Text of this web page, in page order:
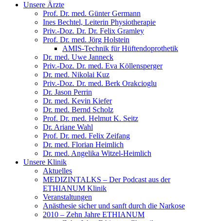
Unsere Ärzte
Prof. Dr. med. Günter Germann
Ines Bechtel, Leiterin Physiotherapie
Priv.-Doz. Dr. Dr. Felix Gramley
Prof. Dr. med. Jörg Holstein
AMIS-Technik für Hüftendoprothetik
Dr. med. Uwe Janneck
Priv.-Doz. Dr. med. Eva Köllensperger
Dr. med. Nikolai Kuz
Priv.-Doz. Dr. med. Berk Orakcioglu
Dr. Jason Perrin
Dr. med. Kevin Kiefer
Dr. med. Bernd Scholz
Prof. Dr. med. Helmut K. Seitz
Dr. Ariane Wahl
Prof. Dr. med. Felix Zeifang
Dr. med. Florian Heimlich
Dr. med. Angelika Witzel-Heimlich
Unsere Klinik
Aktuelles
MEDIZINTALKS – Der Podcast aus der
ETHIANUM Klinik
Veranstaltungen
Anästhesie sicher und sanft durch die Narkose
2010 – Zehn Jahre ETHIANUM